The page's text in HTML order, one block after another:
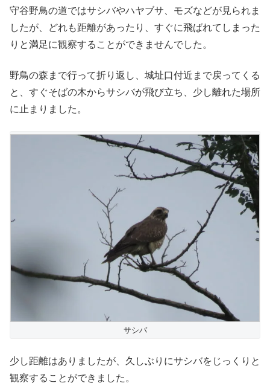
守谷野鳥の道ではサシバやハヤブサ、モズなどが見られま
したが、どれも距離があったり、すぐに飛ばれてしまった
りと満足に観察することができませんでした。
野鳥の森まで行って折り返し、城址口付近まで戻ってくる
と、すぐそばの木からサシバが飛び立ち、少し離れた場所
に止まりました。
サシバ
少し距離はありましたが、久しぶりにサシバをじっくりと
観察することができました。